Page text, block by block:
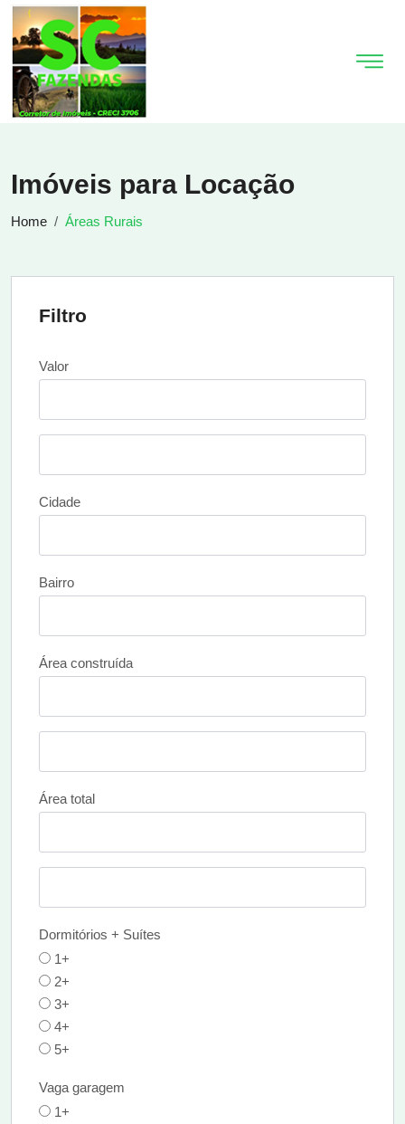
Imóveis para Locação
Home Áreas Rurais
Filtro
Valor
Cidade
Bairro
Área construída
Área total
Dormitórios + Suítes
1+
2+
3+
4+
5+
Vaga garagem
1+